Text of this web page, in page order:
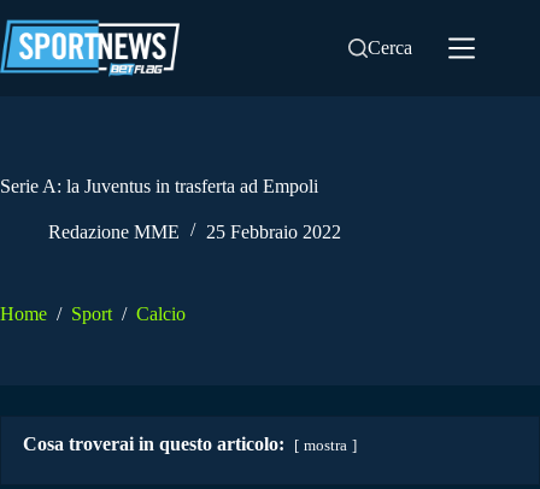
al
contenuto
Cerca
Serie A: la Juventus in trasferta ad Empoli
Redazione MME 25 Febbraio 2022
Home / Sport / Calcio
Cosa troverai in questo articolo: mostra